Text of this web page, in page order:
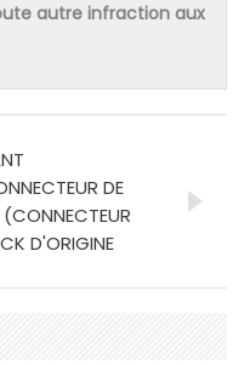
autre infraction aux
DE
(CONNECTEUR
D'ORIGINE